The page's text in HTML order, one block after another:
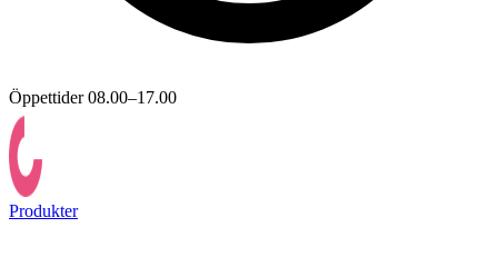
Öppettider 08.00–17.00
Produkter